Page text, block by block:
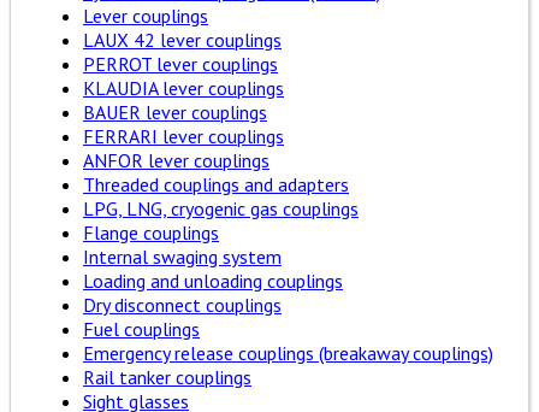
Lever couplings
LAUX 42 lever couplings
PERROT lever couplings
KLAUDIA lever couplings
BAUER lever couplings
FERRARI lever couplings
ANFOR lever couplings
Threaded couplings and adapters
LPG, LNG, cryogenic gas couplings
Flange couplings
Internal swaging system
Loading and unloading couplings
Dry disconnect couplings
Fuel couplings
Emergency release couplings (breakaway couplings)
Rail tanker couplings
Sight glasses